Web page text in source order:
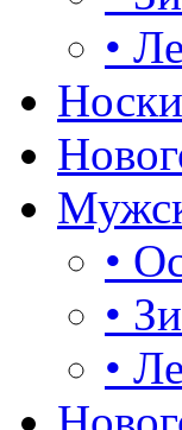
•
•
•
•